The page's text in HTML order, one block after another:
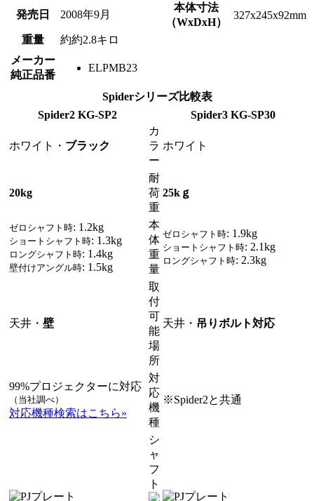
発売日 2008年9月
本体寸法
（WxDxH）
327x245x92mm
重量
約約2.8キロ
メーカー
純正品番
ELPMB23
Spiderシリーズ比較表
Spider2 KG-SP2
Spider3 KG-SP30
ホワイト・ ブラック
カ
ラ
ー
ホワイト
20kg
耐
荷
重
25kｇ
ゼロシャフト時: 1.2kg
ショートシャフト時: 1.3kg
ロングシャフト時: 1.4kg
壁付けアングル時: 1.5kg
本
体
重
量
ゼロシャフト時: 1.9kg
ショートシャフト時: 2.1kg
ロングシャフト時: 2.3kg
天井・ 壁
取
付
可
能
場
所
天井・ 吊りボルト対応
99%プロジェクターに対応
（当社調べ）
対応機種検索はこちら»
対
応
機
種
※Spider2と共通
シ
ャ
フ
ト